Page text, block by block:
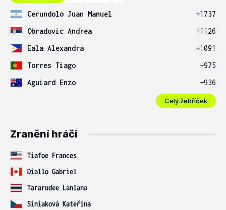
Cerundolo Juan Manuel
+1737
Obradovic Andrea
+1126
Eala Alexandra
+1091
Torres Tiago
+975
Aguiard Enzo
+936
Celý žebříček
Zranění hráči
Tiafoe Frances
Diallo Gabriel
Tararudee Lanlana
Siniaková Kateřina